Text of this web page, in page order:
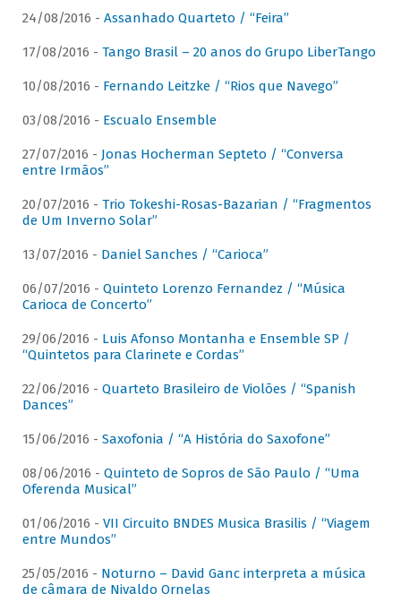
24/08/2016 - Assanhado Quarteto / “Feira”
17/08/2016 - Tango Brasil – 20 anos do Grupo LiberTango
10/08/2016 - Fernando Leitzke / “Rios que Navego”
03/08/2016 - Escualo Ensemble
27/07/2016 - Jonas Hocherman Septeto / “Conversa
entre Irmãos”
20/07/2016 - Trio Tokeshi-Rosas-Bazarian / “Fragmentos
de Um Inverno Solar”
13/07/2016 - Daniel Sanches / “Carioca”
06/07/2016 - Quinteto Lorenzo Fernandez / “Música
Carioca de Concerto”
29/06/2016 - Luis Afonso Montanha e Ensemble SP /
“Quintetos para Clarinete e Cordas”
22/06/2016 - Quarteto Brasileiro de Violões / “Spanish
Dances”
15/06/2016 - Saxofonia / “A História do Saxofone”
08/06/2016 - Quinteto de Sopros de São Paulo / “Uma
Oferenda Musical”
01/06/2016 - VII Circuito BNDES Musica Brasilis / “Viagem
entre Mundos”
25/05/2016 - Noturno – David Ganc interpreta a música
de câmara de Nivaldo Ornelas